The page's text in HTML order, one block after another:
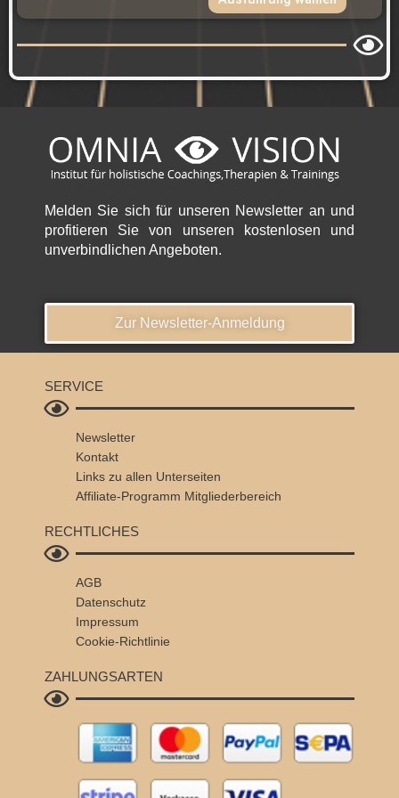
Melden Sie sich für unseren Newsletter an und
profitieren Sie von unseren kostenlosen und
unverbindlichen Angeboten.
Zur Newsletter-Anmeldung
SERVICE
Newsletter
Kontakt
Links zu allen Unterseiten
Affiliate-Programm Mitgliederbereich
RECHTLICHES
AGB
Datenschutz
Impressum
Cookie-Richtlinie
ZAHLUNGSARTEN